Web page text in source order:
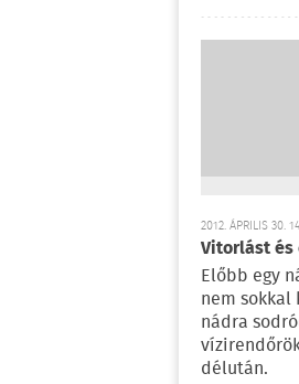
2012. ÁPRILIS 30.
Vitorlást
Előbb egy
nem
nádra
délután.